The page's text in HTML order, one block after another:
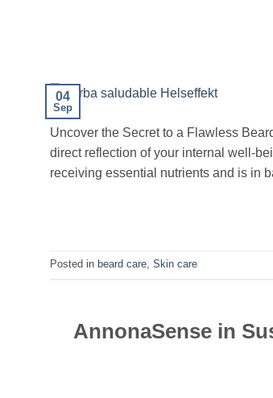
04
Sep
Uncover the Secret to a Flawless
direct reflection of your internal well-
receiving essential nutrients and is in
Posted in beard care, Skin care
AnnonaSense in